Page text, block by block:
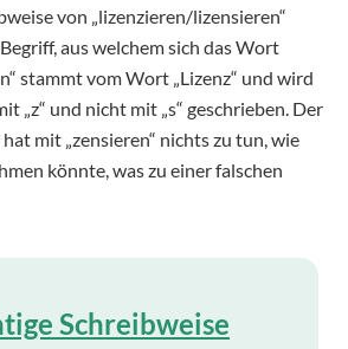
von „lizenzieren/lizensieren“
aus welchem sich das Wort
stammt vom Wort „Lizenz“ und wird
„z“ und nicht mit „s“ geschrieben. Der
mit „zensieren“ nichts zu tun, wie
könnte, was zu einer falschen
Schreibweise